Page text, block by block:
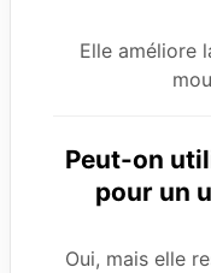
Elle améliore
Peut-on
pour un
Oui, mais elle